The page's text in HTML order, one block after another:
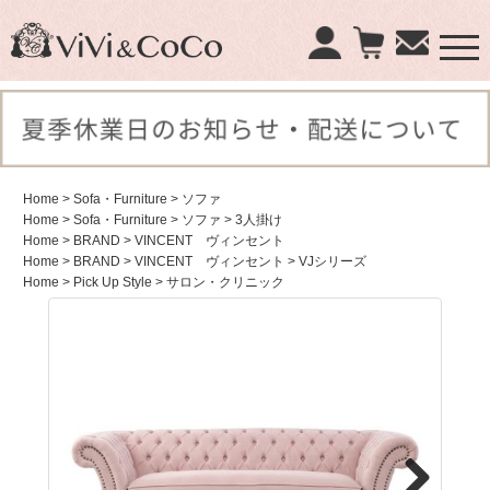
Home > Sofa・Furniture > ソファ
Home > Sofa・Furniture > ソファ > 3人掛け
Home > BRAND > VINCENT ヴィンセント
Home > BRAND > VINCENT ヴィンセント > VJシリーズ
Home > Pick Up Style > サロン・クリニック
×
商品検索：